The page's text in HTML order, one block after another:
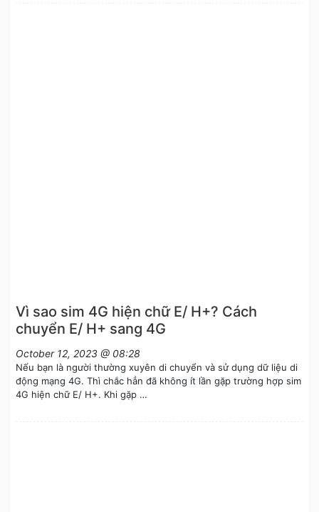
Vì sao sim 4G hiện chữ E/ H+? Cách
chuyển E/ H+ sang 4G
October 12, 2023 @ 08:28
Nếu bạn là người thường xuyên di chuyển và sử dụng dữ liệu di
động mạng 4G. Thì chắc hẳn đã không ít lần gặp trường hợp sim
4G hiện chữ E/ H+. Khi gặp …